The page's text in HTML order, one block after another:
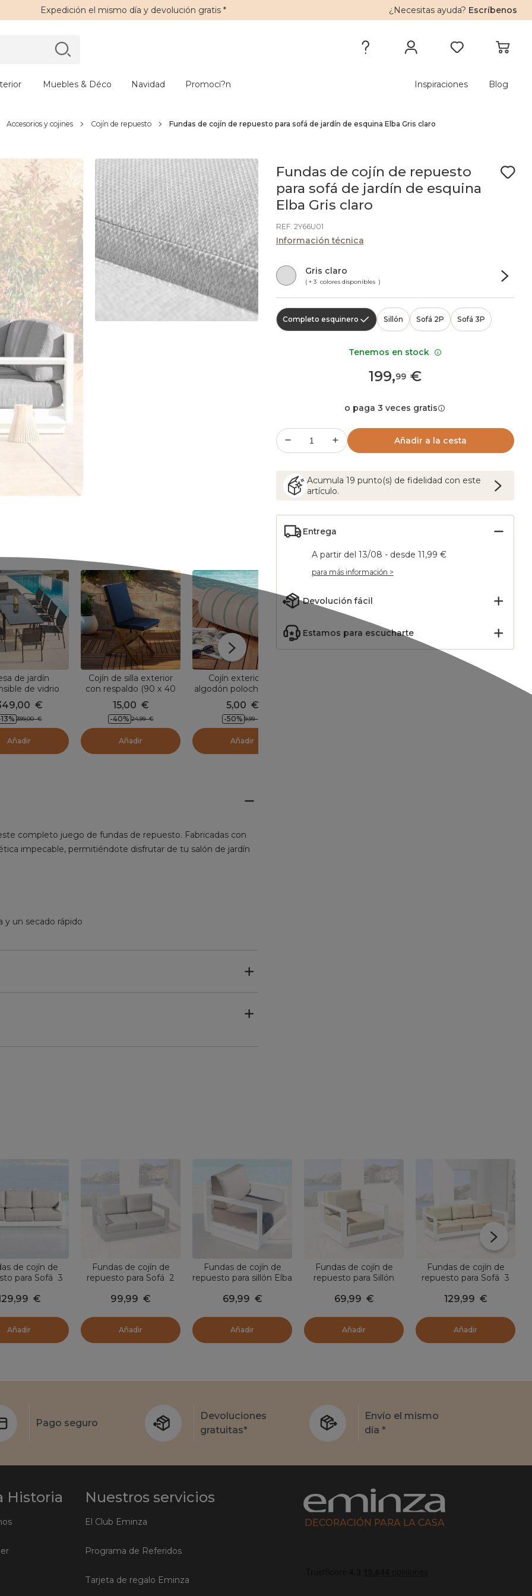
Expedición el mismo día y devolución gratis* ¿Necesitas ayuda? Escríbenos
Muebles & Déco Navidad Promoci?n Inspiraciones Blog
Accesorios y cojines Cojín de repuesto Fundas de cojín de repuesto para sofá de jardín de esquina Elba Gris claro
Fundas de cojín de repuesto
para sofá de jardín de esquina
Elba Gris claro
REF. 2Y66U01
Información técnica
Gris claro
( + 3 colores disponibles )
Completo esquinero Sillón Sofá 2P Sofá 3P
199,99€
o paga 3 veces gratis
Añadir a la cesta
Acumula 19 punto(s) de fidelidad con este
artículo.
Entrega
A partir del 13/08 - desde 11,99 €
para más información >
Devolución fácil
Estamos para escucharte
de jardín
de vidrio
(Hasta 10 pers.)
antracita
€
% 399,00 €
Añadir
Cojín de silla exterior
con respaldo (90 x 40
cm) Sunset Azul noche
15,00 €
-40% 24,99 €
Añadir
Cojín exterior de
algodón polochon (45 x
20 cm) Ocealys Verde
5,00 €
-50% 9,99 €
Añadir
Funda de cojÃ­n exterior
completo juego de fundas de repuesto. Fabricadas con
impecable, permitiéndote disfrutar de tu salón de jardín
y un secado rápido
de cojín de
para Sofá 3
€
Añadir
Fundas de cojín de
repuesto para Sofá 2
99,99 €
Añadir
Fundas de cojín de
repuesto para sillón Elba
69,99 €
Añadir
Fundas de cojín de
repuesto para Sillón
69,99 €
Añadir
Fundas de cojín de
repuesto para Sofá 3
129,99 €
Añadir
Pago seguro
Devoluciones
gratuitas*
Envío el mismo
día *
Historia Nuestros servicios
El Club Eminza
Programa de Referidos
Tarjeta de regalo Eminza
DECORACIÓN PARA LA CASA